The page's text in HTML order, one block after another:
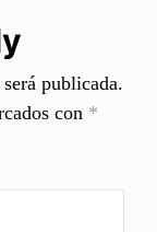
publicada.
con *